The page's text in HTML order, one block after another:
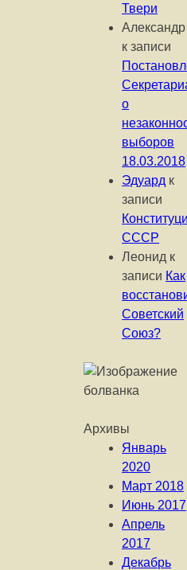
Твери
Александр
к записи
о
выборов
18.03.2018
Эдуард к
записи
СССР
Леонид к
записи Как
Советский
Союз?
Архивы
Январь
2020
Март 2018
Июнь 2017
Апрель
2017
Декабрь